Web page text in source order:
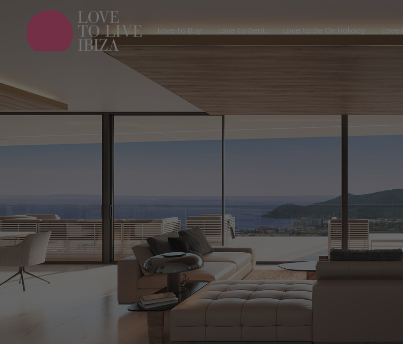
Love to Buy
Love to Rent Love to Be On Holiday Love